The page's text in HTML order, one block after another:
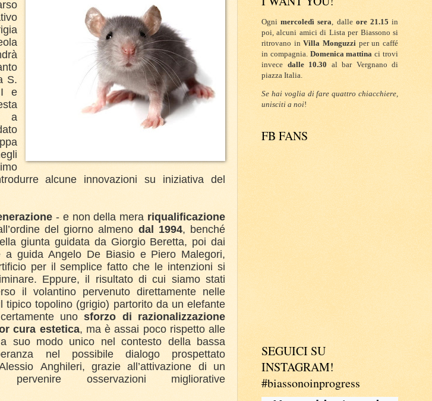
S.
I e
a
alcune innovazioni su iniziativa del
- e non della mera riqualificazione
del giorno almeno dal 1994, benché
giunta guidata da Giorgio Beretta, poi dai
a guida Angelo De Biasio e Piero Malegori,
per il semplice fatto che le intenzioni si
Eppure, il risultato di cui siamo stati
il volantino pervenuto direttamente nelle
topolino (grigio) partorito da un elefante
unosforzo di razionalizzazione
cura estetica, ma è assai poco rispetto alle
suo modo unico nel contesto della bassa
nel possibile dialogo prospettato
Anghileri, grazie all’attivazione di un
osservazioni migliorative
Ognimercoledì sera , dalle ore 21.15 in
poi, alcuni amici di Lista per Biassono si
ritrovano inVilla Monguzzi per un caffé
in compagnia. Domenica mattina ci trovi
invece dalle 10.30 al bar Vergnano di
piazza Italia.
Se hai voglia di fare quattro chiacchiere,
unisciti a noi!
FB FANS
SEGUICI SU
INSTAGRAM!
#biassonoinprogress